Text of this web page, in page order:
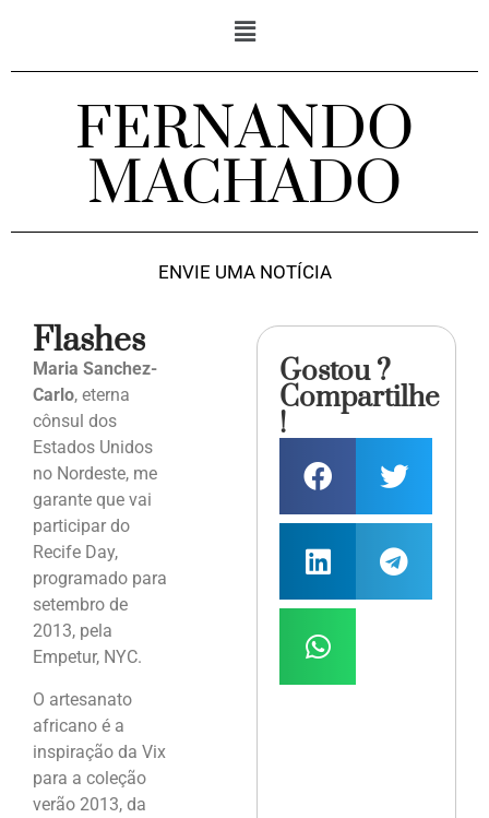
FERNANDO
MACHADO
ENVIE UMA NOTÍCIA
Flashes
Maria Sanchez-
Carlo, eterna
cônsul dos
Estados Unidos
no Nordeste, me
garante que vai
participar do
Recife Day,
programado para
setembro de
2013, pela
Empetur, NYC.
O artesanato
africano é a
inspiração da Vix
para a coleção
verão 2013, da
Gostou ?
Compartilhe
!